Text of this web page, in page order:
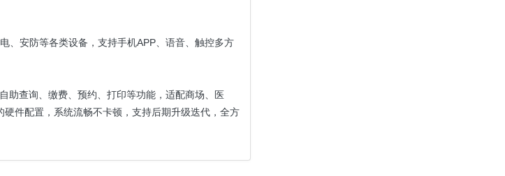
、安防等各类设备，支持手机APP、语音、触控多方
助查询、缴费、预约、打印等功能，适配商场、医
件配置，系统流畅不卡顿，支持后期升级迭代，全方